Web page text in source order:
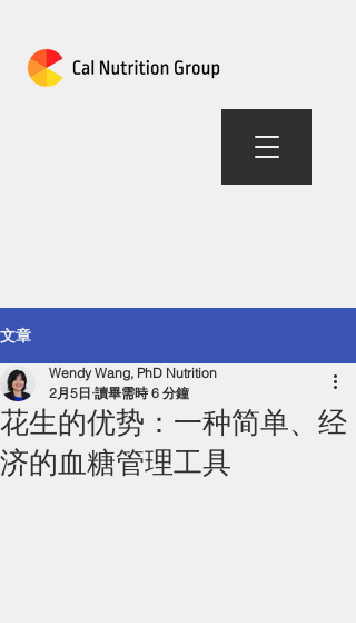
文章
花生的优势：一种简单、经
济的血糖管理工具
Wendy Wang, PhD Nutrition
2月5日 讀畢需時 6 分鐘